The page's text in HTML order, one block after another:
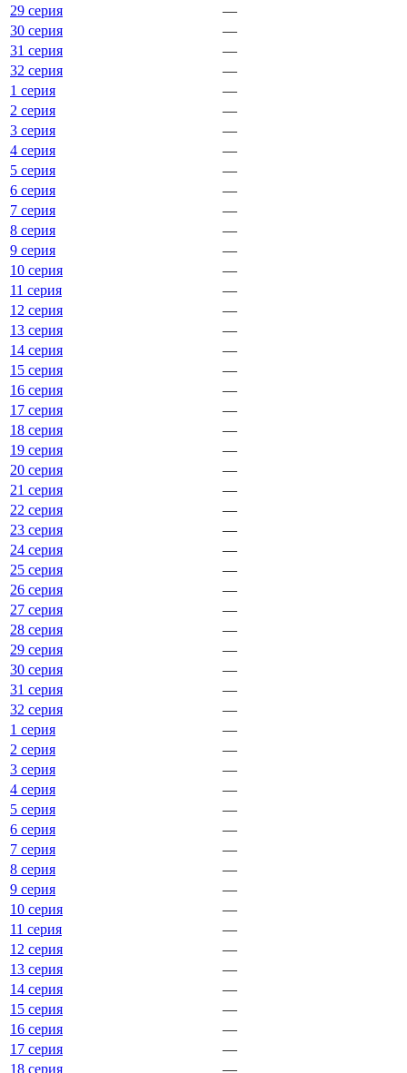
29 серия
—
30 серия
—
31 серия
—
32 серия
—
1 серия
—
2 серия
—
3 серия
—
4 серия
—
5 серия
—
6 серия
—
7 серия
—
8 серия
—
9 серия
—
10 серия
—
11 серия
—
12 серия
—
13 серия
—
14 серия
—
15 серия
—
16 серия
—
17 серия
—
18 серия
—
19 серия
—
20 серия
—
21 серия
—
22 серия
—
23 серия
—
24 серия
—
25 серия
—
26 серия
—
27 серия
—
28 серия
—
29 серия
—
30 серия
—
31 серия
—
32 серия
—
1 серия
—
2 серия
—
3 серия
—
4 серия
—
5 серия
—
6 серия
—
7 серия
—
8 серия
—
9 серия
—
10 серия
—
11 серия
—
12 серия
—
13 серия
—
14 серия
—
15 серия
—
16 серия
—
17 серия
—
18 серия
—